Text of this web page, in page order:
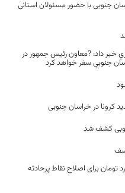
جنوبی با حضور مسئولان استانی
خبر داد: ?معاون رئيس جمهور در
جنوبي سفر خواهد كرد
سفر رئیس جمهور؛ ۱۰ میلیارد تومان برای اصلاح نقاط پرحادثه‌